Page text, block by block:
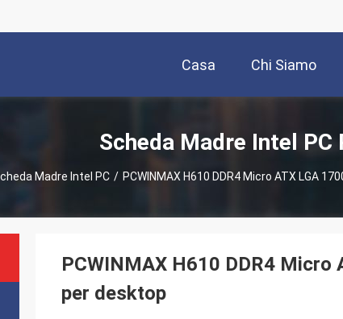
Casa Chi Siamo
Scheda Madre Intel
Madre Intel PC / PCWINMAX H610 DDR4 Micro ATX LGA
PCWINMAX H610 DDR4 Micro
per desktop